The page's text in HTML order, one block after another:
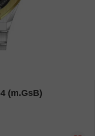
(m.GsB)